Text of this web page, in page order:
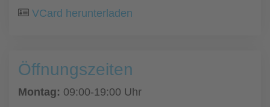
VCard herunterladen
Öffnungszeiten
Montag: 09:00-19:00 Uhr